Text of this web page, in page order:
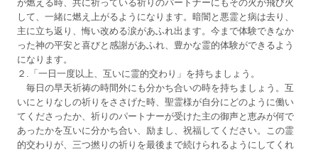
が燃える時、共に祈っている祈りのパートナーにもその火が飛び火
して、一緒に燃え上がるようになります。暗闇と悪霊と病は去り、
主に立ち返り、悔い改める涙があふれ出ます。今まで体験できなか
った神の平安と喜びと感謝があふれ、豊かな霊的体験ができるよう
になります。
２.「一日一度以上、互いに霊的交わり」を持ちましょう。
毎日の早天祈祷の時間外にも分かち合いの時を持ちましょう。互
いにとりなしの祈りをささげた時、聖霊様が自分にどのように働い
てくださったか、祈りのパートナーが受けた主の御声と恵みが何で
あったかを互いに分かち合い、励まし、祝福してください。この霊
的交わりが、三つ撚りの祈りを最後まで続けられるようにしてくれ